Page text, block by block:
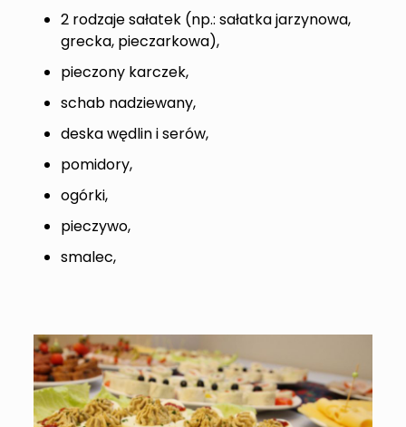
2 rodzaje sałatek (np.: sałatka jarzynowa,
grecka, pieczarkowa),
pieczony karczek,
schab nadziewany,
deska wędlin i serów,
pomidory,
ogórki,
pieczywo,
smalec,